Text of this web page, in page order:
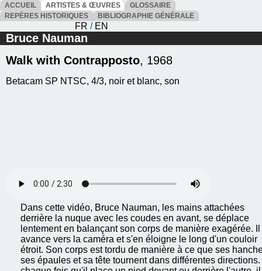
ACCUEIL ARTISTES & ŒUVRES
GLOSSAIRE
REPÈRES HISTORIQUES
BIBLIOGRAPHIE GÉNÉRALE
FR / EN
Bruce Nauman